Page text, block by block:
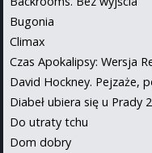
Bugonia
Climax
Czas Apokalipsy: Wersja
David Hockney. Pejzaże,
Diabeł ubiera się u Prady 2
Do utraty tchu
Dom dobry